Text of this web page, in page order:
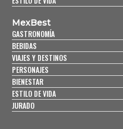
MexBest
GASTRONOMÍA
BEBIDAS
VIAJES Y DESTINOS
PERSONAJES
BIENESTAR
ESTILO DE VIDA
JURADO